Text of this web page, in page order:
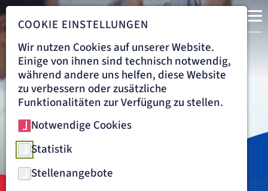
Wirbelsäulenzentrum - Patient mit Rückenbeschwerden wird in
COOKIE EINSTELLUNGEN
Wir nutzen Cookies auf unserer Website.
Einige von ihnen sind technisch notwendig,
während andere uns helfen, diese Website
zu verbessern oder zusätzliche
Funktionalitäten zur Verfügung zu stellen.
Notwendige Cookies
Statistik
Stellenangebote